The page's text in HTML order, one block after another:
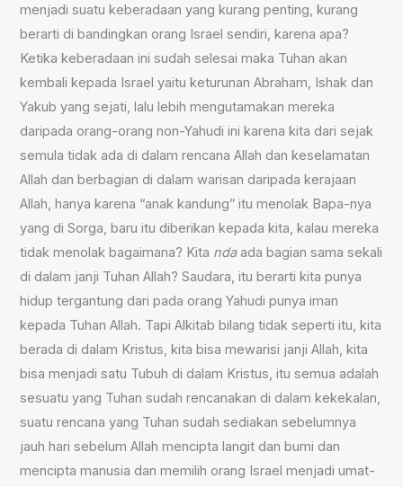
menjadi suatu keberadaan yang kurang penting, kurang
berarti di bandingkan orang Israel sendiri, karena apa?
Ketika keberadaan ini sudah selesai maka Tuhan akan
kembali kepada Israel yaitu keturunan Abraham, Ishak dan
Yakub yang sejati, lalu lebih mengutamakan mereka
daripada orang-orang non-Yahudi ini karena kita dari sejak
semula tidak ada di dalam rencana Allah dan keselamatan
Allah dan berbagian di dalam warisan daripada kerajaan
Allah, hanya karena “anak kandung” itu menolak Bapa-nya
yang di Sorga, baru itu diberikan kepada kita, kalau mereka
tidak menolak bagaimana? Kita ndaada bagian sama sekali
di dalam janji Tuhan Allah? Saudara, itu berarti kita punya
hidup tergantung dari pada orang Yahudi punya iman
kepada Tuhan Allah. Tapi Alkitab bilang tidak seperti itu, kita
berada di dalam Kristus, kita bisa mewarisi janji Allah, kita
bisa menjadi satu Tubuh di dalam Kristus, itu semua adalah
sesuatu yang Tuhan sudah rencanakan di dalam kekekalan,
suatu rencana yang Tuhan sudah sediakan sebelumnya
jauh hari sebelum Allah mencipta langit dan bumi dan
mencipta manusia dan memilih orang Israel menjadi umat-